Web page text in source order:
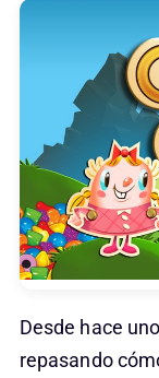
Desde hace
repasando